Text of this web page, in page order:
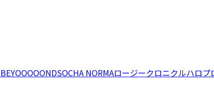
BEYOOOOONDSOCHA NORMAロージークロニクルハロプ